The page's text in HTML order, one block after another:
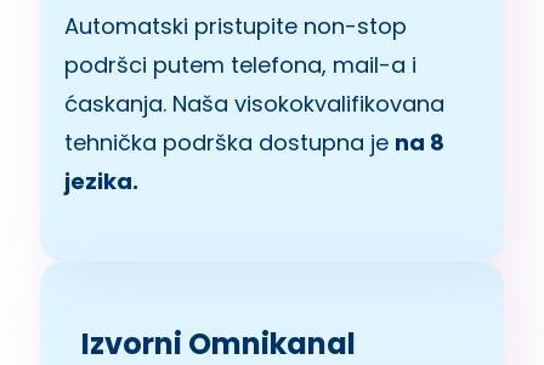
Automatski pristupite non-stop
podršci putem telefona, mail-a i
ćaskanja. Naša visokokvalifikovana
tehnička podrška dostupna je na 8
jezika.
Izvorni Omnikanal